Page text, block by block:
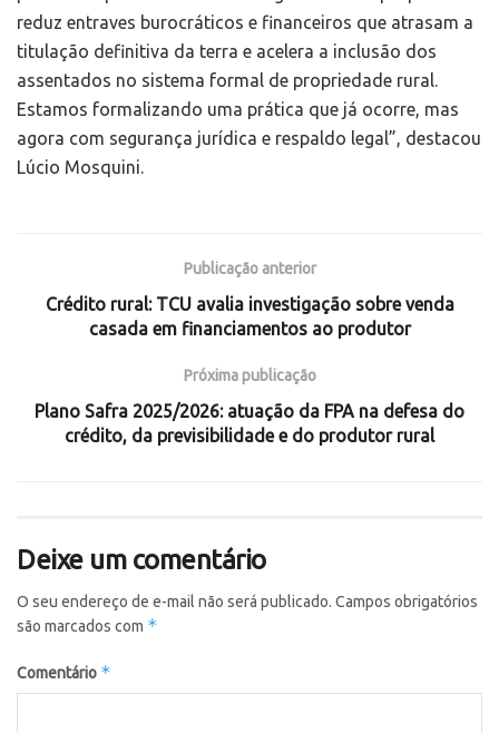
reduz entraves burocráticos e financeiros que atrasam a
titulação definitiva da terra e acelera a inclusão dos
assentados no sistema formal de propriedade rural.
Estamos formalizando uma prática que já ocorre, mas
agora com segurança jurídica e respaldo legal”, destacou
Lúcio Mosquini.
Publicação anterior
Crédito rural: TCU avalia investigação sobre venda
casada em financiamentos ao produtor
Próxima publicação
Plano Safra 2025/2026: atuação da FPA na defesa do
crédito, da previsibilidade e do produtor rural
Deixe um comentário
O seu endereço de e-mail não será publicado. Campos obrigatórios
são marcados com *
Comentário *